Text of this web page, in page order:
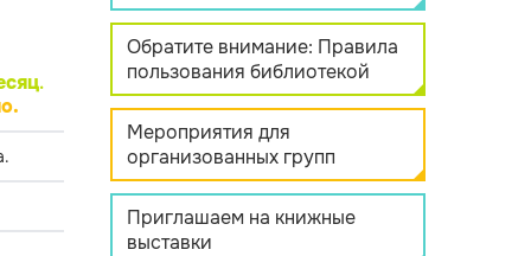
.
Обратите внимание: Правила
пользования библиотекой
Мероприятия для
организованных групп
Приглашаем на книжные
выставки